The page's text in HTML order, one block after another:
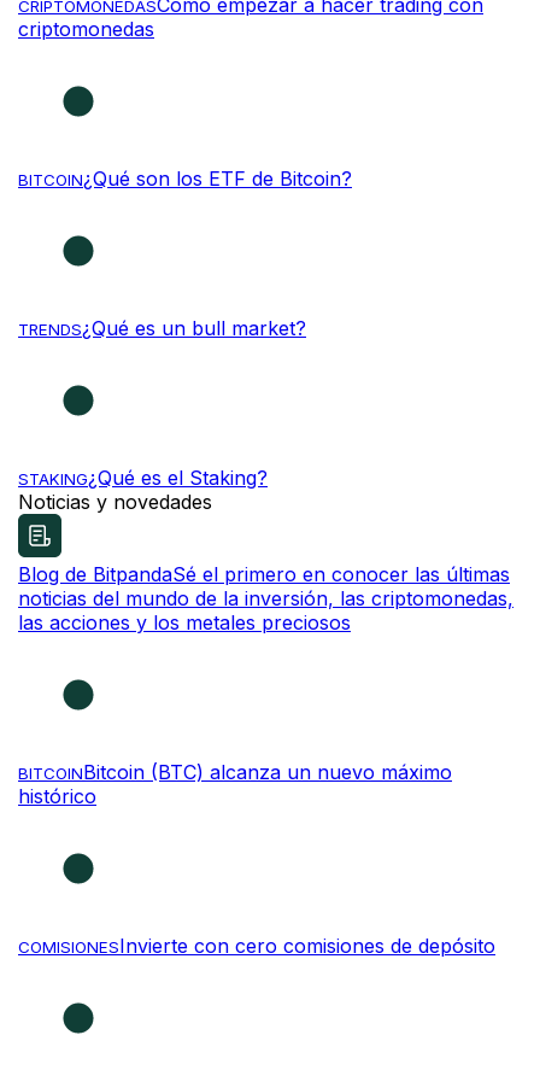
CRIPTOMONEDASCómo empezar a hacer trading con
criptomonedas
BITCOIN¿Qué son los ETF de Bitcoin?
TRENDS¿Qué es un bull market?
STAKING¿Qué es el Staking?
Noticias y novedades
Blog de BitpandaSé el primero en conocer las últimas
noticias del mundo de la inversión, las criptomonedas,
las acciones y los metales preciosos
BITCOINBitcoin (BTC) alcanza un nuevo máximo
histórico
COMISIONESInvierte con cero comisiones de depósito